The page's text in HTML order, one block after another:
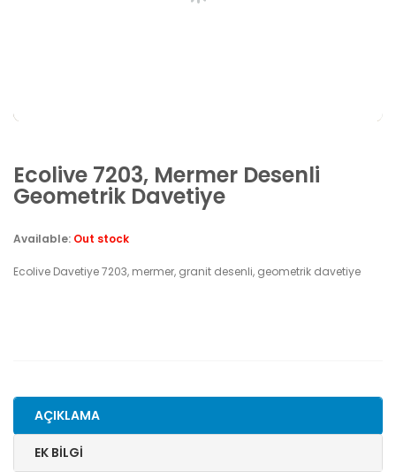
Ecolive 7203, Mermer Desenli
Geometrik Davetiye
Available: Out stock
Ecolive Davetiye 7203, mermer, granit desenli, geometrik davetiye
AÇIKLAMA
EK BILGI